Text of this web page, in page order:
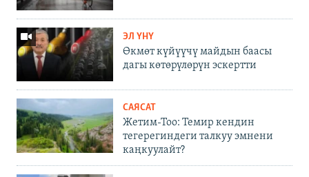
ЭЛ ҮНҮ
Өкмөт күйүүчү майдын баасы
дагы көтөрүлөрүн эскертти
САЯСАТ
Жетим-Тоо: Темир кендин
тегерегиндеги талкуу эмнени
каңкуулайт?